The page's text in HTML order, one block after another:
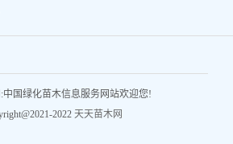
:中国绿化苗木信息服务网站欢迎您!
2022 天天苗木网